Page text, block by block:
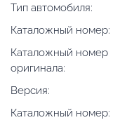
Тип автомобиля:
Каталожный номер:
Каталожный номер
оригинала:
Версия:
Каталожный номер: